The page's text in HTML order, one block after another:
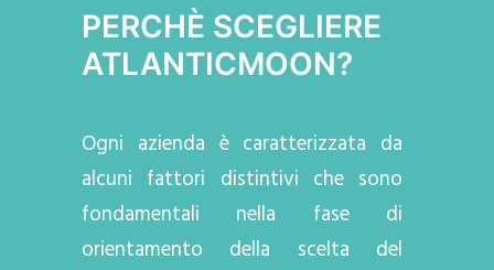
PERCHÈ SCEGLIERE
ATLANTICMOON?
Ogni azienda è caratterizzata da
alcuni fattori distintivi che sono
fondamentali nella fase di
orientamento della scelta del